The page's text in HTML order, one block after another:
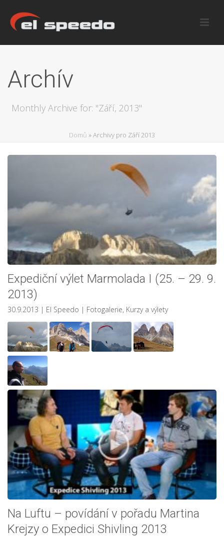
Archív
Monthly Archive for: "Září, 2013"
Domů »Archivy pro Září 2013
Expediční výlet Marmolada I (25. – 29. 9.
2013)
30.9.2013 | El Speedo | Fotogalerie, Kurzy a výlety
Na Luftu – povídání v pořadu Martina
Krejzy o Expedici Shivling 2013